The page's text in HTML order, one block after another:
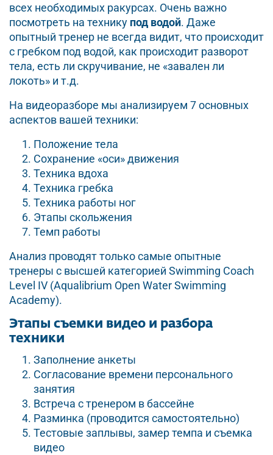
всех необходимых ракурсах. Очень важно
посмотреть на технику под водой. Даже
опытный тренер не всегда видит, что происходит
с гребком под водой, как происходит разворот
тела, есть ли скручивание, не «завален ли
локоть» и т.д.
На видеоразборе мы анализируем 7 основных
аспектов вашей техники:
Положение тела
Сохранение «оси» движения
Техника вдоха
Техника гребка
Техника работы ног
Этапы скольжения
Темп работы
Анализ проводят только самые опытные
тренеры с высшей категорией Swimming Coach
Level IV (Aqualibrium Open Water Swimming
Academy).
Этапы съемки видео и разбора
техники
Заполнение анкеты
Согласование времени персонального
занятия
Встреча с тренером в бассейне
Разминка (проводится самостоятельно)
Тестовые заплывы, замер темпа и съемка
видео